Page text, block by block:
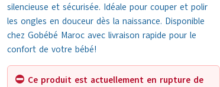
silencieuse et sécurisée. Idéale pour couper et polir
les ongles en douceur dès la naissance. Disponible
chez Gobébé Marocavec livraison rapide pour le
confort de votre bébé!
Ce produit est actuellement en rupture de